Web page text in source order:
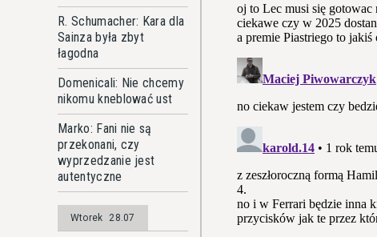
R. Schumacher: Kara dla
Sainza była zbyt
łagodna
Domenicali: Nie chcemy
nikomu kneblować ust
Marko: Fani nie są
przekonani, czy
wyprzedzanie jest
autentyczne
Wtorek 28.07